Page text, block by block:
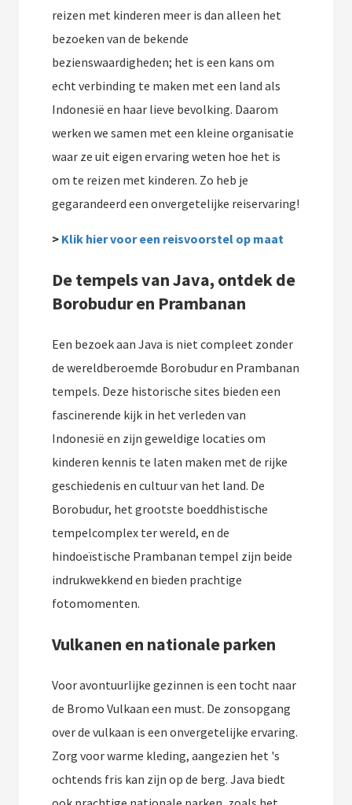
reizen met kinderen meer is dan alleen het
bezoeken van de bekende
bezienswaardigheden; het is een kans om
echt verbinding te maken met een land als
Indonesië en haar lieve bevolking. Daarom
werken we samen met een kleine organisatie
waar ze uit eigen ervaring weten hoe het is
om te reizen met kinderen. Zo heb je
gegarandeerd een onvergetelijke reiservaring!
> Klik hier voor een reisvoorstel op maat
De tempels van Java, ontdek de
Borobudur en Prambanan
Een bezoek aan Java is niet compleet zonder
de wereldberoemde Borobudur en Prambanan
tempels. Deze historische sites bieden een
fascinerende kijk in het verleden van
Indonesië en zijn geweldige locaties om
kinderen kennis te laten maken met de rijke
geschiedenis en cultuur van het land. De
Borobudur, het grootste boeddhistische
tempelcomplex ter wereld, en de
hindoeïstische Prambanan tempel zijn beide
indrukwekkend en bieden prachtige
fotomomenten.
Vulkanen en nationale parken
Voor avontuurlijke gezinnen is een tocht naar
de Bromo Vulkaan een must. De zonsopgang
over de vulkaan is een onvergetelijke ervaring.
Zorg voor warme kleding, aangezien het 's
ochtends fris kan zijn op de berg. Java biedt